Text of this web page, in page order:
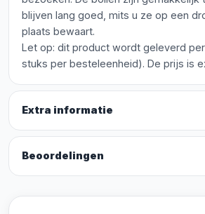
blijven lang goed, mits u ze op een
plaats bewaart.
Let op: dit product wordt geleverd per
stuks per besteleenheid). De prijs is
Extra informatie
Beoordelingen